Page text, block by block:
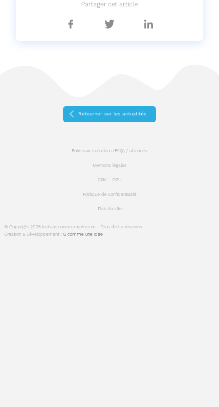
Partager cet article
Partager
Partager
Partager
sur
Retourner sur les actualités
© Copyright 2026 lechasseursousmarin.com - Tous droits réservés
Création & Développement :G comme une idée
Foire aux questions (FAQ) / abonnés
Mentions légales
CGV – CGU
Politique de confidentialité
Plan du site